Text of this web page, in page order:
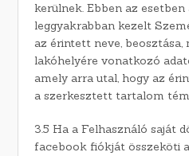
kerülnek. Ebben az
leggyakrabban kezelt
az érintett neve, beosztása,
lakóhelyére vonatkozó
amely arra utal, hogy az
a szerkesztett tartalom
3.5 Ha a Felhasználó saját
facebook fiókját összeköti